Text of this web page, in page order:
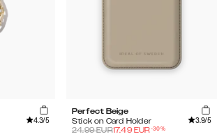
4.3/5
Perfect Beige
Stick on Card Holder
3.9/5
24.99EUR17.49 EUR-30%